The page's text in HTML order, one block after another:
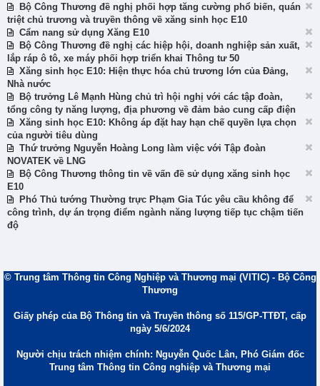
Bộ Công Thương đề nghị phối hợp tăng cường phổ biến, quán
triệt chủ trương và truyền thông về xăng sinh học E10
Cẩm nang sử dụng Xăng E10
Bộ Công Thương đề nghị các hiệp hội, doanh nghiệp sản xuất,
lắp ráp ô tô, xe máy phối hợp triển khai Thông tư 50
Xăng sinh học E10: Hiện thực hóa chủ trương lớn của Đảng,
Nhà nước
Bộ trưởng Lê Mạnh Hùng chủ trì hội nghị với các tập đoàn,
tổng công ty năng lượng, địa phương về đảm bảo cung cấp điện
Xăng sinh học E10: Không áp đặt hay hạn chế quyền lựa chọn
của người tiêu dùng
Thứ trưởng Nguyễn Hoàng Long làm việc với Tập đoàn
NOVATEK về LNG
Bộ Công Thương thông tin về vấn đề sử dụng xăng sinh học
E10
Phó Thủ tướng Thường trực Phạm Gia Túc yêu cầu không để
công trình, dự án trọng điểm ngành năng lượng tiếp tục chậm tiến
độ
© Trung tâm Thông tin Công Nghiệp và Thương mại (VITIC) - Bộ Công
Thương
Giấy phép của Bộ Thông tin và Truyền thông số 115/GP-TTĐT, cấp
ngày 5/6/2024
Người chịu trách nhiệm chính: Nguyễn Quốc Lân, Phó Giám đốc
Trung tâm Thông tin Công nghiệp và Thương mại